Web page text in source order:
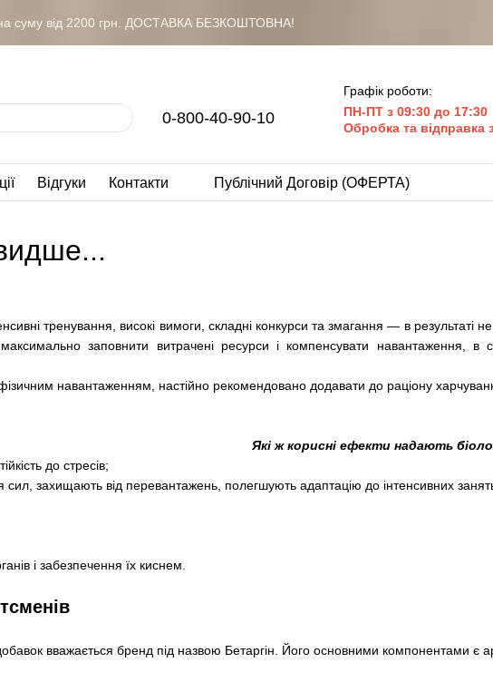
суму від 2200 грн. ДОСТАВКА БЕЗКОШТОВНА!
0-800-40-90-10
Графік роботи:
ПН-ПТ з 09:30 до 17:30
Обробка та відправка
Відгуки Контакти Публічний Договір (ОФЕРТА)
тренування, високі вимоги, складні конкурси та змагання — в результаті
заповнити витрачені ресурси і компенсувати навантаження, в
навантаженням, настійно рекомендовано додавати до раціону
Які ж корисні ефекти надають
до стресів;
сил, захищають від перевантажень, полегшують адаптацію до інтенсивних
і забезпечення їх киснем.
вважається бренд під назвою Бетаргін. Його основними компонентами є